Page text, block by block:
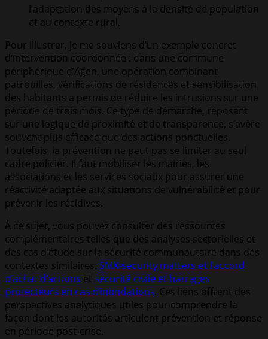
l’adaptation des moyens à la densité de population
et au contexte rural.
Pour illustrer, je me souviens d’un exemple concret
d’intervention coordonnée : dans une commune
périphérique d’Agen, une opération combinant
patrouilles, vérifications de résidences et sensibilisation
des habitants a permis de réduire les intrusions sur une
période de trois mois. Ce type de démarche, reposant
sur une logique de proximité et de transparence, s’avère
souvent plus efficace que des actions ponctuelles.
Toutefois, la prévention ne peut pas se limiter au seul
cadre policier. Il faut mobiliser les mairies, les
associations et les services sociaux pour assurer une
réactivité adaptée aux situations de vulnérabilité et pour
prévenir les récidives.
À ce sujet, vous pouvez consulter des ressources
complémentaires telles que des analyses sectorielles et
des cas d’étude sur la sécurité communautaire dans des
contextes similaires: SMX-security matters et l’accord
d’achat d’actions et sécurité civile et barrages
protecteurs en cas d’inondations. Ces liens offrent des
perspectives analytiques utiles pour comprendre la
façon dont les autorités articulent prévention et réponse
en période post-crise.